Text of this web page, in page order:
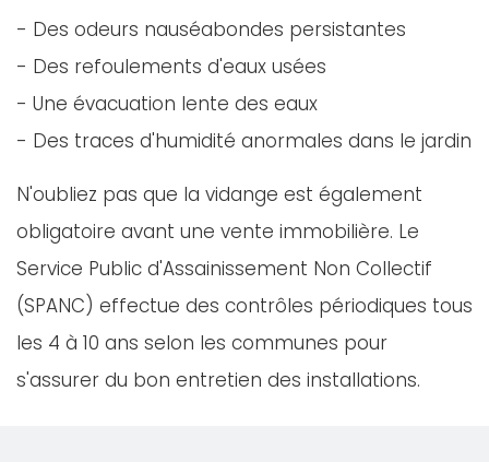
- Des odeurs nauséabondes persistantes
- Des refoulements d'eaux usées
- Une évacuation lente des eaux
- Des traces d'humidité anormales dans le jardin
N'oubliez pas que la vidange est également
obligatoire avant une vente immobilière. Le
Service Public d'Assainissement Non Collectif
(SPANC) effectue des contrôles périodiques tous
les 4 à 10 ans selon les communes pour
s'assurer du bon entretien des installations.